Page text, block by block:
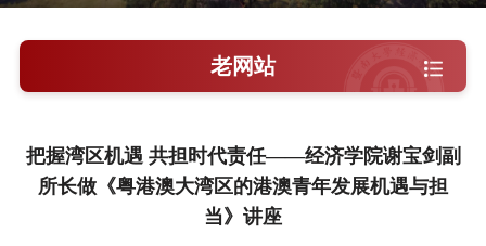
科学研究
教学培养
学院党建
人才引进
老网站
把握湾区机遇 共担时代责任——经济学院谢宝剑副
所长做《粤港澳大湾区的港澳青年发展机遇与担
当》讲座